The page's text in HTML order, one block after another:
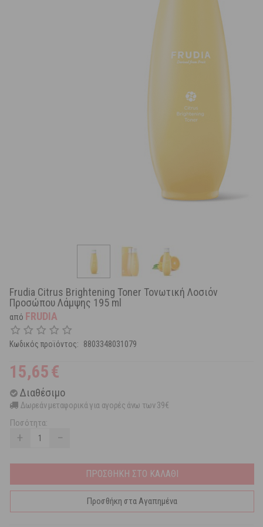
Frudia Citrus Brightening Toner Τονωτική Λοσιόν
Προσώπου Λάμψης 195 ml
από FRUDIA
Κωδικός προϊόντος: 8803348031079
15,65€
Διαθέσιμο
Δωρεάν μεταφορικά για αγορές άνω των 39€
Ποσότητα:
+ −
ΠΡΟΣΘΗΚΗ ΣΤΟ ΚΑΛΑΘΙ
Προσθήκη στα Αγαπημένα